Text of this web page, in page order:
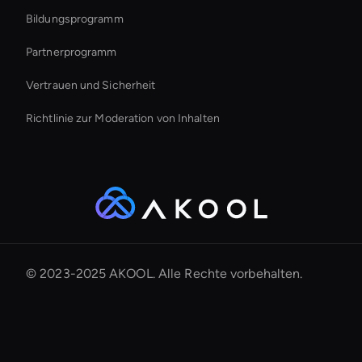
Bildungsprogramm
Partnerprogramm
Vertrauen und Sicherheit
Richtlinie zur Moderation von Inhalten
© 2023-2025 AKOOL. Alle Rechte vorbehalten.